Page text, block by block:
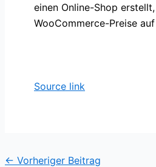
einen Online-Shop
WooCommerce-Preise
Source link
← Vorheriger Beitrag